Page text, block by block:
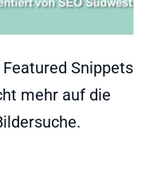
Snippets
mehr auf die